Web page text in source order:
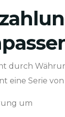
durch
eine Serie
um